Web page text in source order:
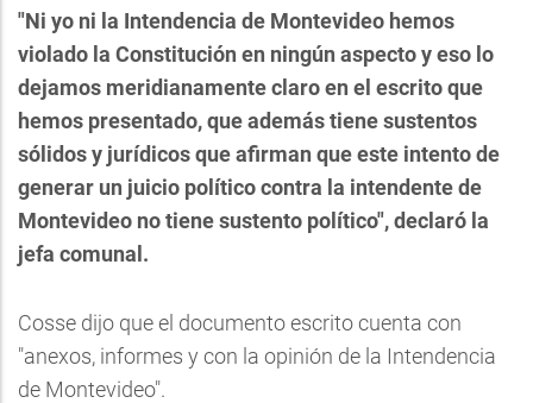
"Ni yo ni la Intendencia de Montevideo hemos
violado la Constitución en ningún aspecto y eso lo
dejamos meridianamente claro en el escrito que
hemos presentado, que además tiene sustentos
sólidos y jurídicos que afirman que este intento de
generar un juicio político contra la intendente de
Montevideo no tiene sustento político", declaró la
jefa comunal.
Cosse dijo que el documento escrito cuenta con
"anexos, informes y con la opinión de la Intendencia
de Montevideo".